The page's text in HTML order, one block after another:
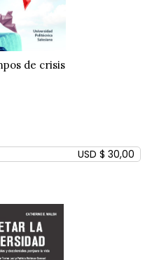
de crisis
USD $ 30,00